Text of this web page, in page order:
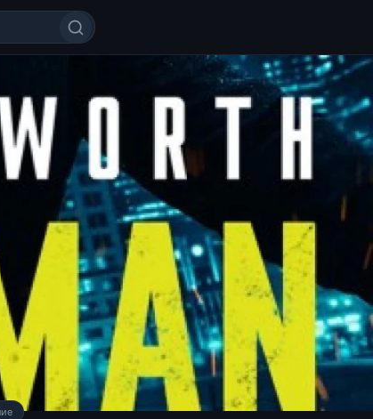
/ Killermen / Killerman